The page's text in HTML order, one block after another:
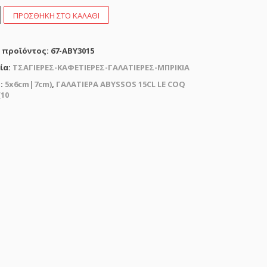
ΠΡΟΣΘΉΚΗ ΣΤΟ ΚΑΛΆΘΙ
67-ABY3015
ΤΣΑΓΙΕΡΕΣ-ΚΑΦΕΤΙΕΡΕΣ-ΓΑΛΑΤΙΕΡΕΣ-ΜΠΡΙΚΙΑ
5x6cm|7cm), ΓΑΛΑΤΙΕΡΑ ABYSSOS 15CL LE COQ